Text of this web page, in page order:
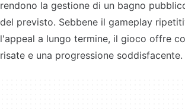
rendono la gestione di un bagno
del previsto. Sebbene il gameplay
l'appeal a lungo termine, il gioco offre
risate e una progressione soddisfacente.